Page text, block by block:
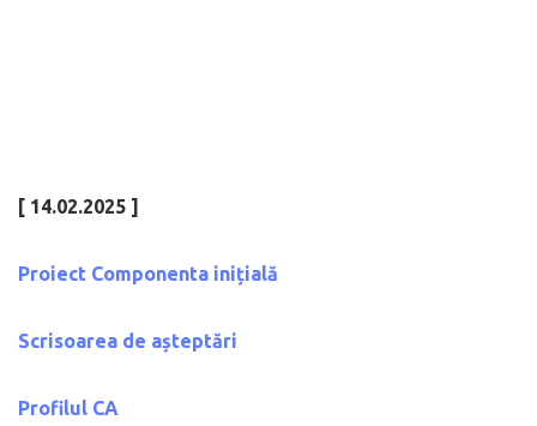
[ 14.02.2025 ]
Proiect Componenta inițială
Scrisoarea de așteptări
Profilul CA